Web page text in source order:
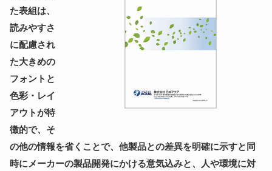
た表組は、
読みやすさ
に配慮され
た大きめの
フォントと
色彩・レイ
アウトが特
徴的で、そ
の他の情報を省くことで、他製品との差異を明確に示すと同
時にメーカーの製品開発にかける意気込みと、人や環境に対